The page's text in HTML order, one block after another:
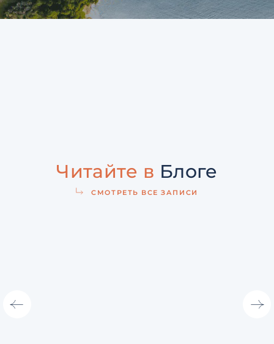
Читайте в Блоге
СМОТРЕТЬ ВСЕ ЗАПИСИ